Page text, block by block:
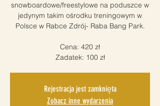
snowboardowe/freestylowe na poduszce w
jedynym takim ośrodku treningowym w
Polsce w Rabce Zdrój- Raba Bang Park.
Cena: 420 zł
Zadatek: 100 zł
Rejestracja jest zamknięta
Zobacz inne wydarzenia